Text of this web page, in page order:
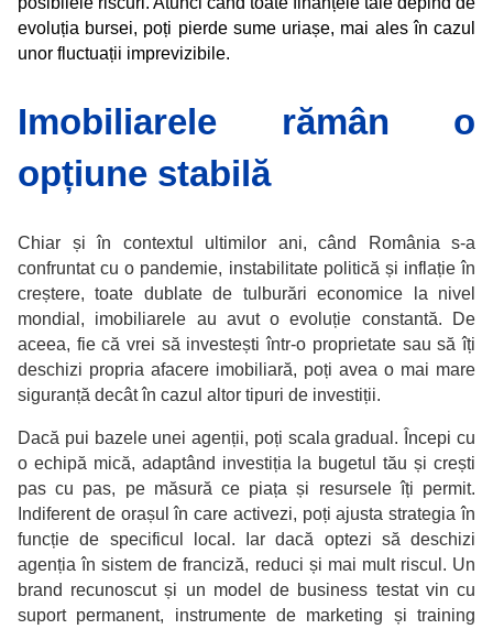
evoluția bursei, poți pierde sume uriașe, mai ales în cazul
unor fluctuații imprevizibile.
Imobiliarele rămân o
opțiune stabilă
Chiar și în contextul ultimilor ani, când România s-a
confruntat cu o pandemie, instabilitate politică și inflație în
creștere, toate dublate de tulburări economice la nivel
mondial, imobiliarele au avut o evoluție constantă. De
aceea, fie că vrei să investești într-o proprietate sau să îți
deschizi propria afacere imobiliară, poți avea o mai mare
siguranță decât în cazul altor tipuri de investiții.
Dacă pui bazele unei agenții, poți scala gradual. Începi cu
o echipă mică, adaptând investiția la bugetul tău și crești
pas cu pas, pe măsură ce piața și resursele îți permit.
Indiferent de orașul în care activezi, poți ajusta strategia în
funcție de specificul local. Iar dacă optezi să deschizi
agenția în sistem de franciză, reduci și mai mult riscul. Un
brand recunoscut și un model de business testat vin cu
suport permanent, instrumente de marketing și training